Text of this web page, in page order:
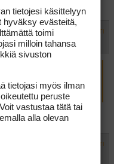
VASTAA ILMOITA ASIATON VIESTI
ILMOITA ASIATON VIESTI
tietojesi käsittelyyn
hyväksy evästeitä,
toimi
milloin tahansa
sivuston
tietojasi myös ilman
peruste
vastustaa tätä tai
alla olevan